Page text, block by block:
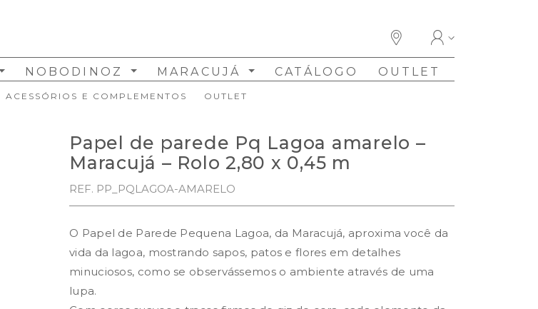
NOBODINOZ MARACUJÁ CATÁLOGO OUTLET
ACESSÓRIOS E COMPLEMENTOS OUTLET
Papel de parede Pq Lagoa amarelo –
Maracujá – Rolo 2,80 x 0,45 m
REF. PP_PQLAGOA-AMARELO
O Papel de Parede Pequena Lagoa, da Maracujá, aproxima você da
vida da lagoa, mostrando sapos, patos e flores em detalhes
minuciosos, como se observássemos o ambiente através de uma
lupa.